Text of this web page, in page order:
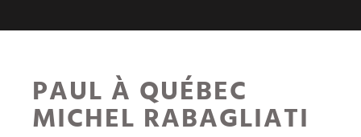
PAUL À QUÉBEC
MICHEL RABAGLIATI